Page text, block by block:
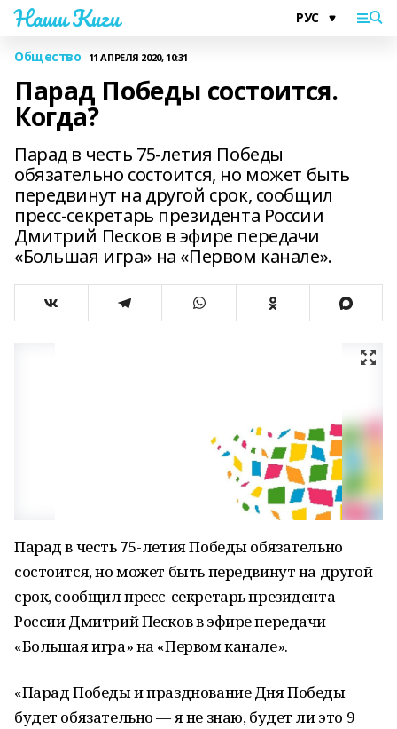
Наши Киги
Общество 11 АПРЕЛЯ 2020, 10:31
Парад Победы состоится.
Когда?
Парад в честь 75-летия Победы
обязательно состоится, но может быть
передвинут на другой срок, сообщил
пресс-секретарь президента России
Дмитрий Песков в эфире передачи
«Большая игра» на «Первом канале».
Парад в честь 75-летия Победы обязательно
состоится, но может быть передвинут на другой
срок, сообщил пресс-секретарь президента
России Дмитрий Песков в эфире передачи
«Большая игра» на «Первом канале».
«Парад Победы и празднование Дня Победы
будет обязательно — я не знаю, будет ли это 9